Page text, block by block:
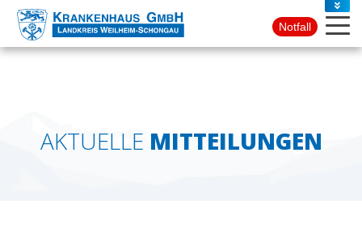
PRESSE
KONTAKT
Notfall
AKTUELLE MITTEILUNGEN